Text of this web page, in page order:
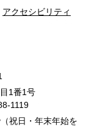
アクセシビリティ
1番1号
1119
祝日・年末年始を